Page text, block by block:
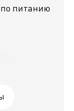
питанию